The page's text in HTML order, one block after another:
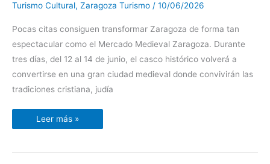
Turismo Cultural, Zaragoza Turismo / 10/06/2026
Pocas citas consiguen transformar Zaragoza de forma tan
espectacular como el Mercado Medieval Zaragoza. Durante
tres días, del 12 al 14 de junio, el casco histórico volverá a
convertirse en una gran ciudad medieval donde convivirán las
tradiciones cristiana, judía
Leer más »